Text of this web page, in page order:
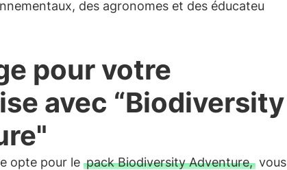
des agronomes et des éducateu
pour votre
avec “Biodiversity
opte pour le pack Biodiversity Adventure,vous